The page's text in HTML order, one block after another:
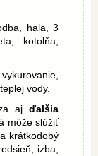
hala, 3
kotolňa,
vody.
aj ďalšia
môže slúžiť
krátkodobý
izba,